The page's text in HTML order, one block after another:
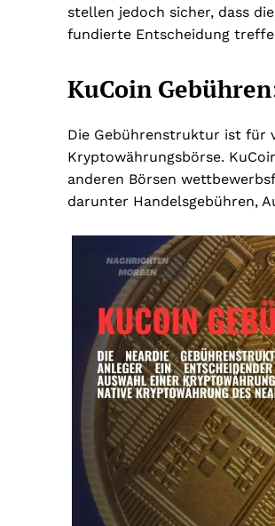
stellen jedoch sicher, dass
fundierte Entscheidung
KuCoin
Die Gebührenstruktur ist für
Kryptowährungsbörse.
anderen Börsen
darunter Handelsgebühren,